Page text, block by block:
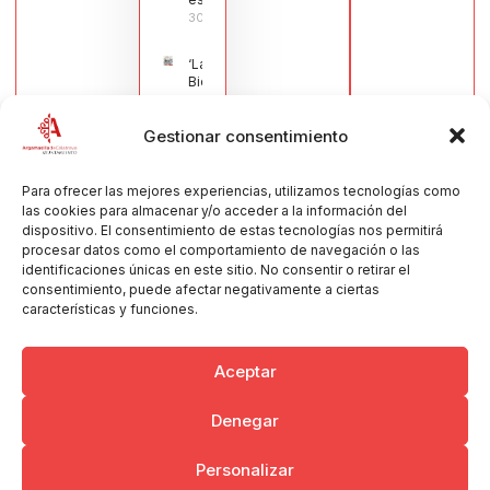
Gestionar consentimiento
Para ofrecer las mejores experiencias, utilizamos tecnologías como
las cookies para almacenar y/o acceder a la información del
dispositivo. El consentimiento de estas tecnologías nos permitirá
procesar datos como el comportamiento de navegación o las
identificaciones únicas en este sitio. No consentir o retirar el
consentimiento, puede afectar negativamente a ciertas
características y funciones.
Aceptar
Denegar
Personalizar
30/07/2026
‘La
Bienvenida’,
estampa de
de la Virgen
Muñoz
Muñoz,
anuncia las
Fiestas
Patronales
2026
30/07/2026
Copyright © 2026 Ayuntamiento de Argamasilla de Calatrava
Politica de Privacidad y Aviso Legal